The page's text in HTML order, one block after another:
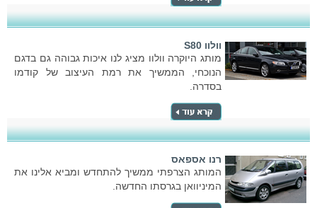
וולוו S80
מותג היוקרה וולוו מציג לנו איכות גבוהה גם בדגם
הנוכחי, הממשיך את רמת העיצוב של קודמו
בסדרה.
רנו אספאס
המותג הצרפתי ממשיך להתחדש ומביא אלינו את
המיניוואן בגרסתו החדשה.